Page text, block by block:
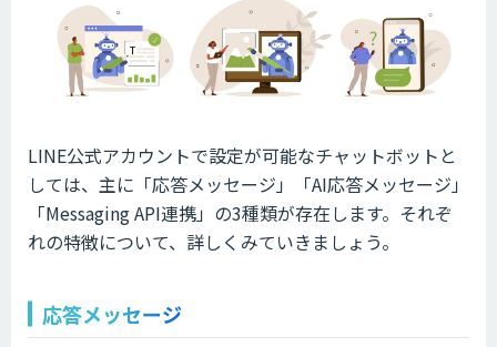
LINE公式アカウントで設定が可能なチャットボットと
しては、主に「応答メッセージ」「AI応答メッセージ」
「Messaging API連携」の3種類が存在します。それぞ
れの特徴について、詳しくみていきましょう。
応答メッセージ